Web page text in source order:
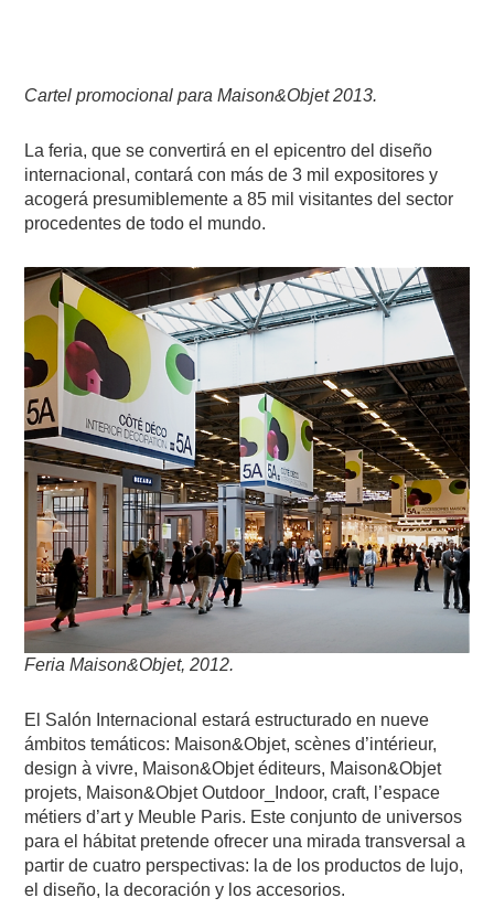
Cartel promocional para Maison&Objet 2013.
La feria, que se convertirá en el epicentro del diseño
internacional, contará con más de 3 mil expositores y
acogerá presumiblemente a 85 mil visitantes del sector
procedentes de todo el mundo.
Feria Maison&Objet, 2012.
El Salón Internacional estará estructurado en nueve
ámbitos temáticos: Maison&Objet, scènes d’intérieur,
design à vivre, Maison&Objet éditeurs, Maison&Objet
projets, Maison&Objet Outdoor_Indoor, craft, l’espace
métiers d’art y Meuble Paris. Este conjunto de universos
para el hábitat pretende ofrecer una mirada transversal a
partir de cuatro perspectivas: la de los productos de lujo,
el diseño, la decoración y los accesorios.